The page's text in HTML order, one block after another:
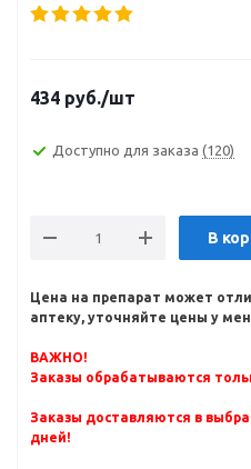
434 руб./шт
Доступно для заказа (120)
В
Цена на препарат может
аптеку, уточняйте цены у
ВАЖНО!
Заказы обрабатываются
Заказы доставляются в
дней!